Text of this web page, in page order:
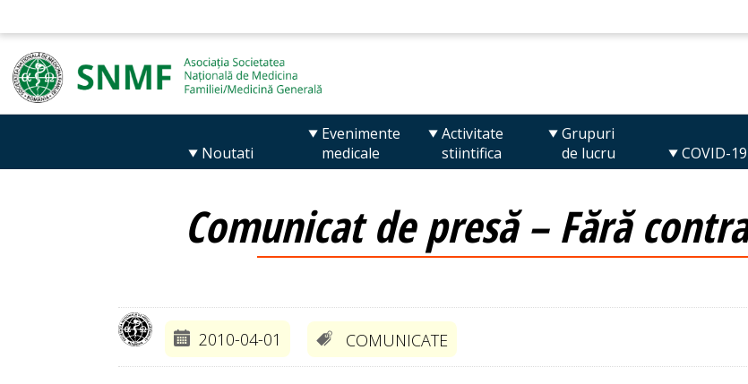
Noutati
Evenimente
medicale
Activitate
stiintifica
Grupuri
de lucru
COVID-19
Comunicat de presă – Fără
2010-04-01 COMUNICATE